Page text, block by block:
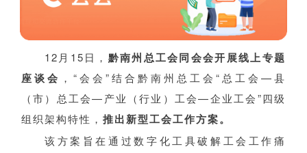
12月15日， 黔南州总工会同会会开展线上专题
座谈会 ，“会会”结合黔南州总工会“总工会—县
（市）总工会—产业（行业）工会—企业工会”四级
组织架构特性， 推出新型工会工作方案。
该方案旨在通过数字化工具破解工会工作痛